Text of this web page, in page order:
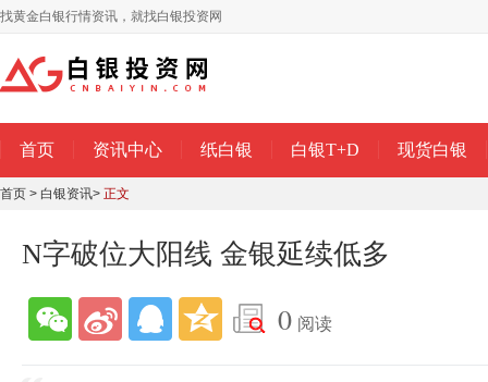
找黄金白银行情资讯，就找白银投资网
首页 资讯中心 纸白银 白银T+D 现货白银
首页 > 白银资讯> 正文
N字破位大阳线 金银延续低多
0 阅读